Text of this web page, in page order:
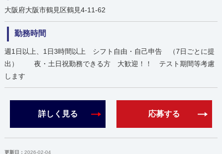
大阪府大阪市鶴見区鶴見4-11-62
勤務時間
週1日以上、1日3時間以上 シフト自由・自己申告 （7日ごとに提
出） 夜・土日祝勤務できる方 大歓迎！！ テスト期間等考慮
します
詳しく見る 応募する
更新日： 2026-02-04